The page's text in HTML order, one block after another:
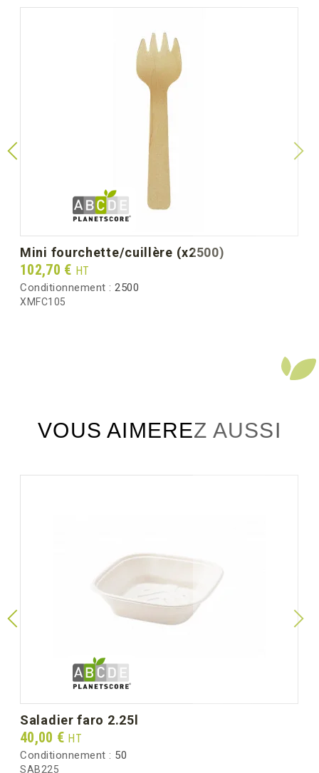
mini fourchette/cuillère (x2500)
Prix
102,70 € HT
Conditionnement : 2500
XMFC105
VOUS AIMEREZ AUSSI
saladier faro 2.25l
Prix
40,00 € HT
Conditionnement : 50
SAB225